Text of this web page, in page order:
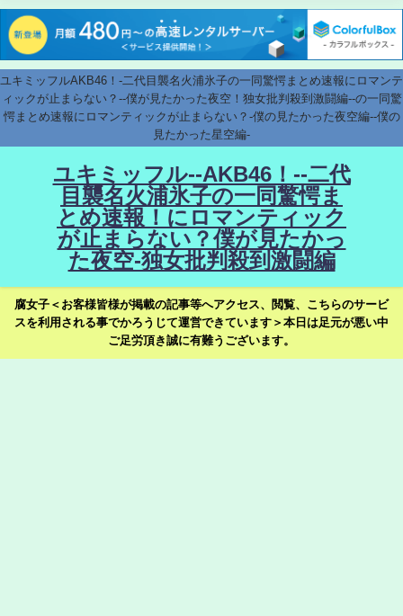
ユキミッフルAKB46！-二代目襲名火浦氷子の一同驚愕まとめ速報にロマンテ
ィックが止まらない？--僕が見たかった夜空！独女批判殺到激闘編--の一同驚
愕まとめ速報にロマンティックが止まらない？-僕の見たかった夜空編--僕の
見たかった星空編-
ユキミッフル--AKB46！--二代
目襲名火浦氷子の一同驚愕ま
とめ速報！にロマンティック
が止まらない？僕が見たかっ
た夜空-独女批判殺到激闘編
腐女子＜お客様皆様が掲載の記事等へアクセス、閲覧、こちらのサービ
スを利用される事でかろうじて運営できています＞本日は足元が悪い中
ご足労頂き誠に有難うございます。